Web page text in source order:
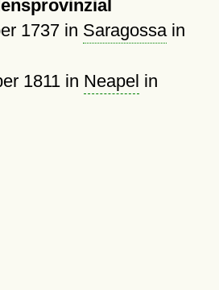
1737in Saragossain
1811in Neapel in